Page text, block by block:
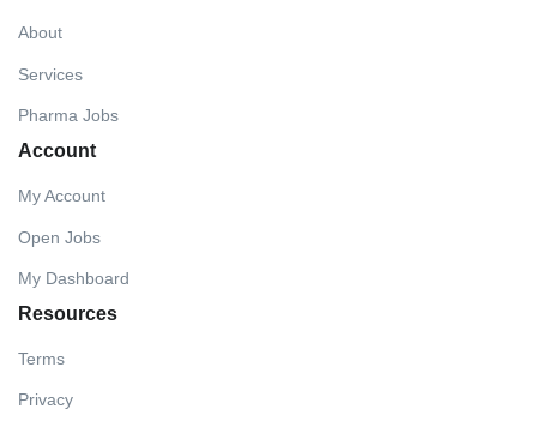
About
Services
Pharma Jobs
Account
My Account
Open Jobs
My Dashboard
Resources
Terms
Privacy